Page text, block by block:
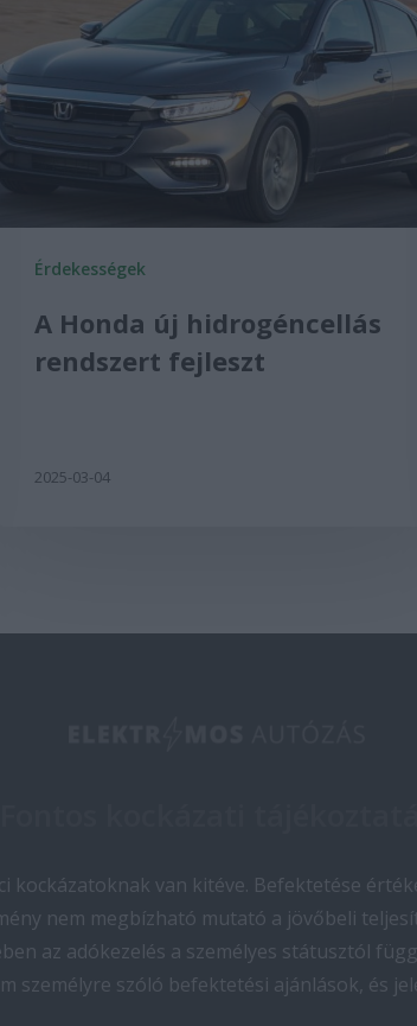
Érdekességek
A Honda új hidrogéncellás
rendszert fejleszt
2025-03-04
van kitéve. Befektetése
nem megbízható mutató a jövőbeli
az adókezelés a személyes státusztól
személyre szóló befektetési ajánlások, és